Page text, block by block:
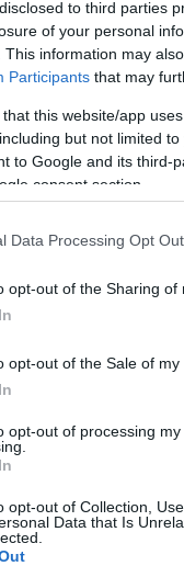
to third parties
of your personal
This information may
Participants that may
that this website/app
but not limited
to Google and its third-
consent section.
Data Processing Opt
opt-out of the Sharing of
opt-out of the Sale of my
opt-out of processing
opt-out of Collection,
Data that Is
hozták, ha
a félórás
színpadán
amelynek során
kerültek
eredetijében
színvonalon
néző
próbálni is
közös dalok közül
igazán